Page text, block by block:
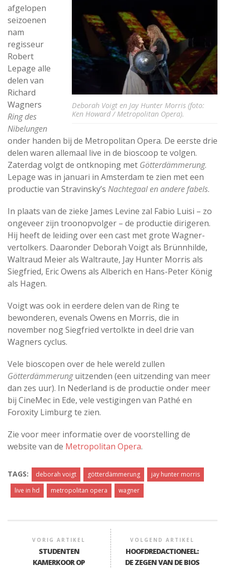
Deborah Voigt en Jay Hunter Morris (foto:
Ken Howard / Metropolitan Opera).
afgelopen
seizoenen
nam
regisseur
Robert
Lepage alle
delen van
Richard
Wagners
Ring des
Nibelungen
onder handen bij de Metropolitan Opera. De eerste drie
delen waren allemaal live in de bioscoop te volgen.
Zaterdag volgt de ontknoping met Götterdämmerung.
Lepage was in januari in Amsterdam te zien met een
productie van Stravinsky’s Nachtegaal en andere fabels.
In plaats van de zieke James Levine zal Fabio Luisi – zo
ongeveer zijn troonopvolger – de productie dirigeren.
Hij heeft de leiding over een cast met grote Wagner-
vertolkers. Daaronder Deborah Voigt als Brünnhilde,
Waltraud Meier als Waltraute, Jay Hunter Morris als
Siegfried, Eric Owens als Alberich en Hans-Peter König
als Hagen.
Voigt was ook in eerdere delen van de Ring te
bewonderen, evenals Owens en Morris, die in
november nog Siegfried vertolkte in deel drie van
Wagners cyclus.
Vele bioscopen over de hele wereld zullen
Götterdämmerunguitzenden (een uitzending van meer
dan zes uur). In Nederland is de productie onder meer
bij CineMec in Ede, vele vestigingen van Pathé en
Foroxity Limburg te zien.
Zie voor meer informatie over de voorstelling de
website van de Metropolitan Opera.
TAGS: deborah voigt götterdämmerung
jay hunter morris
live in hd
metropolitan opera wagner
VORIG ARTIKEL
STUDENTEN
KAMERKOOR OP
VOLGEND ARTIKEL
HOOFDREDACTIONEEL:
DE ZEGEN VAN DE BIOS